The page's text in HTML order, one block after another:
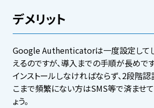
デメリット
Google Authenticatorは一度設定して
えるのですが、導入までの手順が長めで
インストールしなければならず、2段階
こまで頻繁にない方はSMS等で済ませ
ょう。